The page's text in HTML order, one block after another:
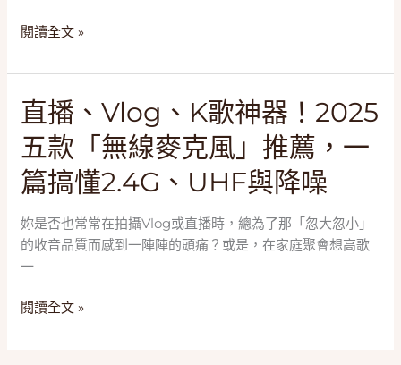
OLED
幕、
吸
技
術
與
5
大
口
碑
牌
閱讀全文 »
直播、Vlog、K歌神器！2025
五款「無線麥克風」推薦，一
篇搞懂2.4G、UHF與降噪
妳是否也常常在拍攝Vlog或直播時，總為了那「忽大忽小」
的收音品質而感到一陣陣的頭痛？或是，在家庭聚會想高歌
一
直
播、
Vlog、
K
歌
器！
2025
款
「無
閱讀全文 »